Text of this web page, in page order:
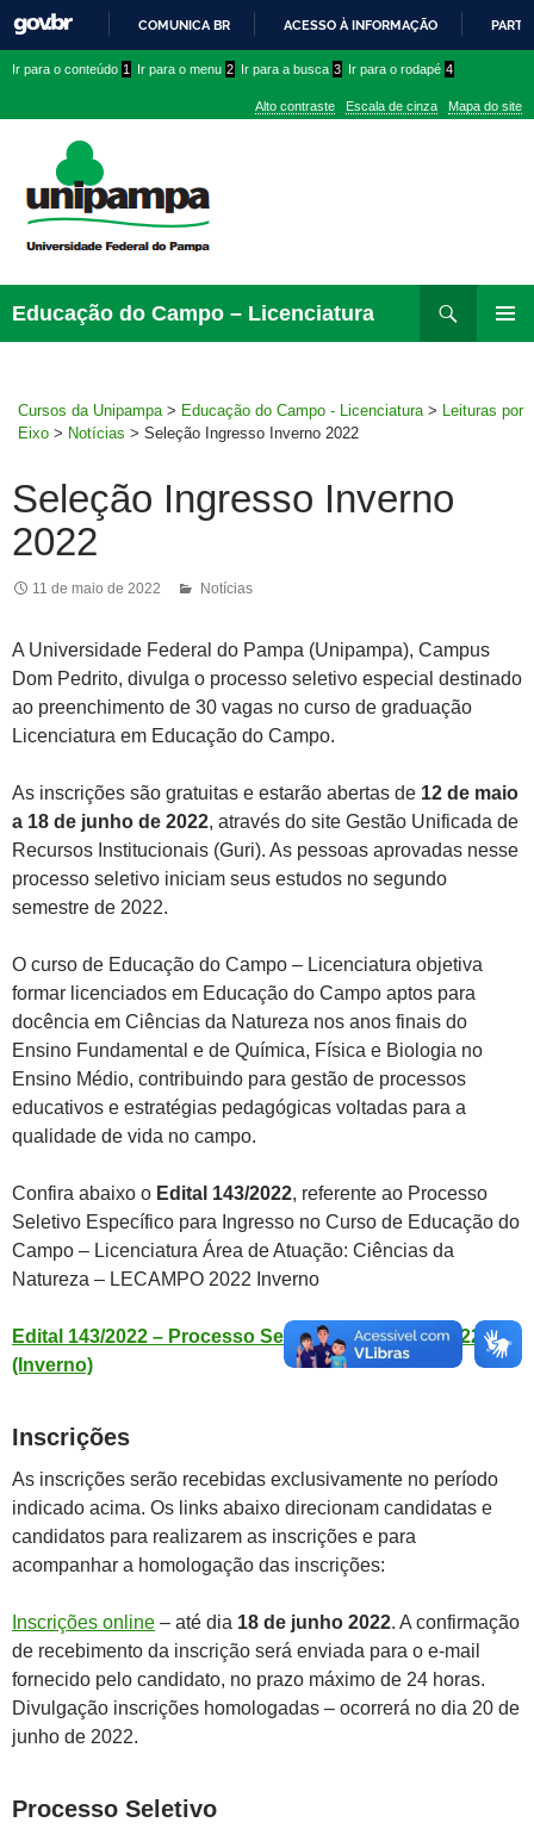
PARA
CONTEÚDO
COMUNICA BR ACESSO À INFORMAÇÃO
conteúdo
menu
superior
menu
Ir para o conteúdo 1 Ir para o menu 2 Ir para a busca 3 Ir para o rodapé 4
Alto contraste Escala de cinza Mapa do site
Educação do Campo – Licenciatura
para
Cursos da Unipampa > Educação do Campo - Licenciatura > Leituras por
Eixo > Notícias > Seleção Ingresso Inverno 2022
Seleção Ingresso Inverno
2022
11 de maio de 2022 Notícias
A Universidade Federal do Pampa (Unipampa), Campus
Dom Pedrito, divulga o processo seletivo especial destinado
ao preenchimento de 30 vagas no curso de graduação
Licenciatura em Educação do Campo.
As inscrições são gratuitas e estarão abertas de 12 de maio
a 18 de junho de 2022, através do site Gestão Unificada de
Recursos Institucionais (Guri). As pessoas aprovadas nesse
processo seletivo iniciam seus estudos no segundo
semestre de 2022.
O curso de Educação do Campo – Licenciatura objetiva
formar licenciados em Educação do Campo aptos para
docência em Ciências da Natureza nos anos finais do
Ensino Fundamental e de Química, Física e Biologia no
Ensino Médio, contribuindo para gestão de processos
educativos e estratégias pedagógicas voltadas para a
qualidade de vida no campo.
Confira abaixo o Edital 143/2022, referente ao Processo
Seletivo Específico para Ingresso no Curso de Educação do
Campo – Licenciatura Área de Atuação: Ciências da
Natureza – LECAMPO 2022 Inverno
Edital 143/2022 – Processo Seletivo LECAMPO 2022/2
(Inverno)
Inscrições
As inscrições serão recebidas exclusivamente no período
indicado acima. Os links abaixo direcionam candidatas e
candidatos para realizarem as inscrições e para
acompanhar a homologação das inscrições:
Inscrições online – até dia 18 de junho 2022. A confirmação
de recebimento da inscrição será enviada para o e-mail
fornecido pelo candidato, no prazo máximo de 24 horas.
Divulgação inscrições homologadas – ocorrerá no dia 20 de
junho de 2022.
Processo Seletivo